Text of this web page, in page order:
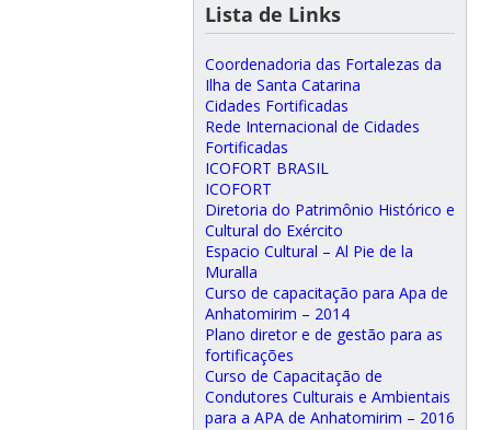
Lista de Links
Coordenadoria das Fortalezas da
Ilha de Santa Catarina
Cidades Fortificadas
Rede Internacional de Cidades
Fortificadas
ICOFORT BRASIL
ICOFORT
Diretoria do Patrimônio Histórico e
Cultural do Exército
Espacio Cultural – Al Pie de la
Muralla
Curso de capacitação para Apa de
Anhatomirim – 2014
Plano diretor e de gestão para as
fortificações
Curso de Capacitação de
Condutores Culturais e Ambientais
para a APA de Anhatomirim – 2016